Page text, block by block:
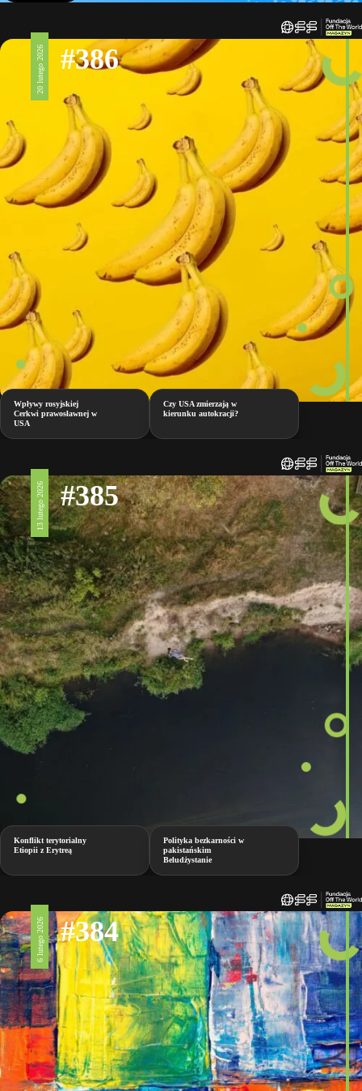
20 lutego 2026 #386
Wpływy rosyjskiej
Cerkwi prawosławnej w
USA
Czy USA zmierzają w
kierunku autokracji?
13 lutego 2026 #385
Konflikt terytorialny
Etiopii z Erytreą
Polityka bezkarności w
pakistańskim
Beludżystanie
6 lutego 2026 #384